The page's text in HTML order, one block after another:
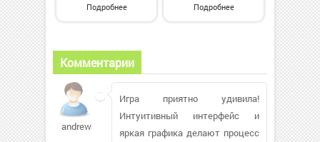
Подробнее Подробнее
Комментарии
andrewmax516
Игра приятно удивила!
Интуитивный интерфейс и
яркая графика делают процесс